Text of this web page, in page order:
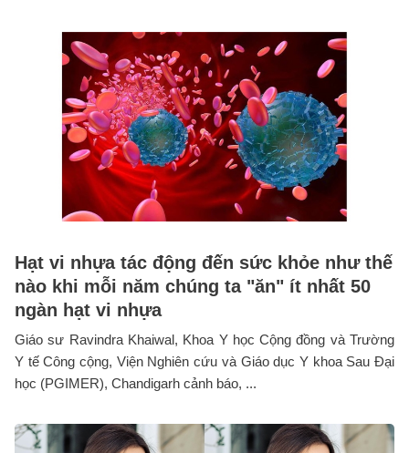
Hạt vi nhựa tác động đến sức khỏe như thế
nào khi mỗi năm chúng ta "ăn" ít nhất 50
ngàn hạt vi nhựa
Giáo sư Ravindra Khaiwal, Khoa Y học Cộng đồng và Trường
Y tế Công cộng, Viện Nghiên cứu và Giáo dục Y khoa Sau Đại
học (PGIMER), Chandigarh cảnh báo, ...